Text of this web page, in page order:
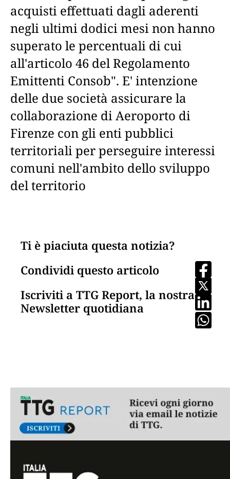
acquisti effettuati dagli aderenti
negli ultimi dodici mesi non hanno
superato le percentuali di cui
all'articolo 46 del Regolamento
Emittenti Consob". E' intenzione
delle due società assicurare la
collaborazione di Aeroporto di
Firenze con gli enti pubblici
territoriali per perseguire interessi
comuni nell'ambito dello sviluppo
del territorio
Ti è piaciuta questa notizia?
Condividi questo articolo
Iscriviti a TTG Report, la nostra
Newsletter quotidiana